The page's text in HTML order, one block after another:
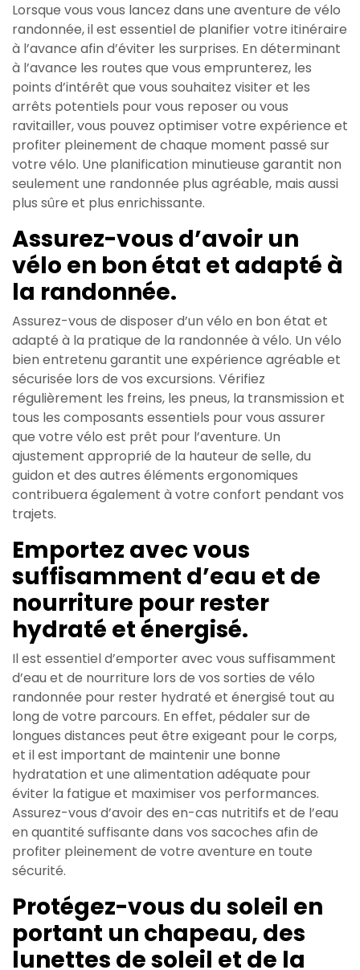
Lorsque vous vous lancez dans une aventure de vélo
randonnée, il est essentiel de planifier votre itinéraire
à l’avance afin d’éviter les surprises. En déterminant
à l’avance les routes que vous emprunterez, les
points d’intérêt que vous souhaitez visiter et les
arrêts potentiels pour vous reposer ou vous
ravitailler, vous pouvez optimiser votre expérience et
profiter pleinement de chaque moment passé sur
votre vélo. Une planification minutieuse garantit non
seulement une randonnée plus agréable, mais aussi
plus sûre et plus enrichissante.
Assurez-vous d’avoir un
vélo en bon état et adapté à
la randonnée.
Assurez-vous de disposer d’un vélo en bon état et
adapté à la pratique de la randonnée à vélo. Un vélo
bien entretenu garantit une expérience agréable et
sécurisée lors de vos excursions. Vérifiez
régulièrement les freins, les pneus, la transmission et
tous les composants essentiels pour vous assurer
que votre vélo est prêt pour l’aventure. Un
ajustement approprié de la hauteur de selle, du
guidon et des autres éléments ergonomiques
contribuera également à votre confort pendant vos
trajets.
Emportez avec vous
suffisamment d’eau et de
nourriture pour rester
hydraté et énergisé.
Il est essentiel d’emporter avec vous suffisamment
d’eau et de nourriture lors de vos sorties de vélo
randonnée pour rester hydraté et énergisé tout au
long de votre parcours. En effet, pédaler sur de
longues distances peut être exigeant pour le corps,
et il est important de maintenir une bonne
hydratation et une alimentation adéquate pour
éviter la fatigue et maximiser vos performances.
Assurez-vous d’avoir des en-cas nutritifs et de l’eau
en quantité suffisante dans vos sacoches afin de
profiter pleinement de votre aventure en toute
sécurité.
Protégez-vous du soleil en
portant un chapeau, des
lunettes de soleil et de la